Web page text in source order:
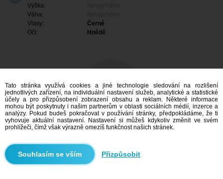
Výška:
Váha:
Vlasy:
Černé
Oči:
Hnědé
Mám zájem
Vyhledávání
Tato stránka využívá cookies a jiné technologie sledování na rozlišení
jednotlivých zařízení, na individuální nastavení služeb, analytické a statistické
účely a pro přizpůsobení zobrazení obsahu a reklam. Některé informace
mohou být poskytnuty i našim partnerům v oblasti sociálních médií, inzerce a
analýzy. Pokud budeš pokračovat v používání stránky, předpokládáme, že ti
vyhovuje aktuální nastavení. Nastavení si můžeš kdykoliv změnit ve svém
prohlížeči, čímž však výrazně omezíš funkčnost našich stránek.
Přizpůsobit